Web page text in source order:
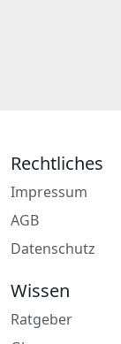
Rechtliches
Impressum
AGB
Datenschutz
Wissen
Ratgeber